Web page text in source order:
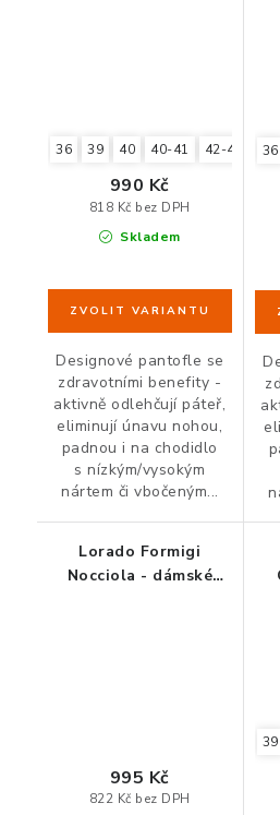
36 39 40 40-41 42-43
Skladem
818 Kč bez DPH
990 Kč
Designové pantofle se
zdravotními benefity -
aktivně odlehčují páteř,
eliminují únavu nohou,
padnou i na chodidlo
s nízkým/vysokým
nártem či vbočeným...
36
Lorado Formigi
Nocciola - dámské
822 Kč bez DPH
995 Kč
39